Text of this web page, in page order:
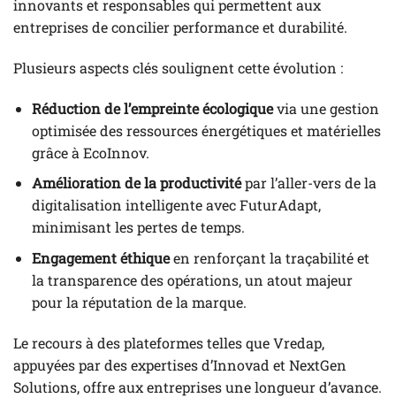
innovants et responsables qui permettent aux
entreprises de concilier performance et durabilité.
Plusieurs aspects clés soulignent cette évolution :
Réduction de l’empreinte écologiquevia une gestion
optimisée des ressources énergétiques et matérielles
grâce à EcoInnov.
Amélioration de la productivitépar l’aller-vers de la
digitalisation intelligente avec FuturAdapt,
minimisant les pertes de temps.
Engagement éthiqueen renforçant la traçabilité et
la transparence des opérations, un atout majeur
pour la réputation de la marque.
Le recours à des plateformes telles que Vredap,
appuyées par des expertises d’Innovad et NextGen
Solutions, offre aux entreprises une longueur d’avance.